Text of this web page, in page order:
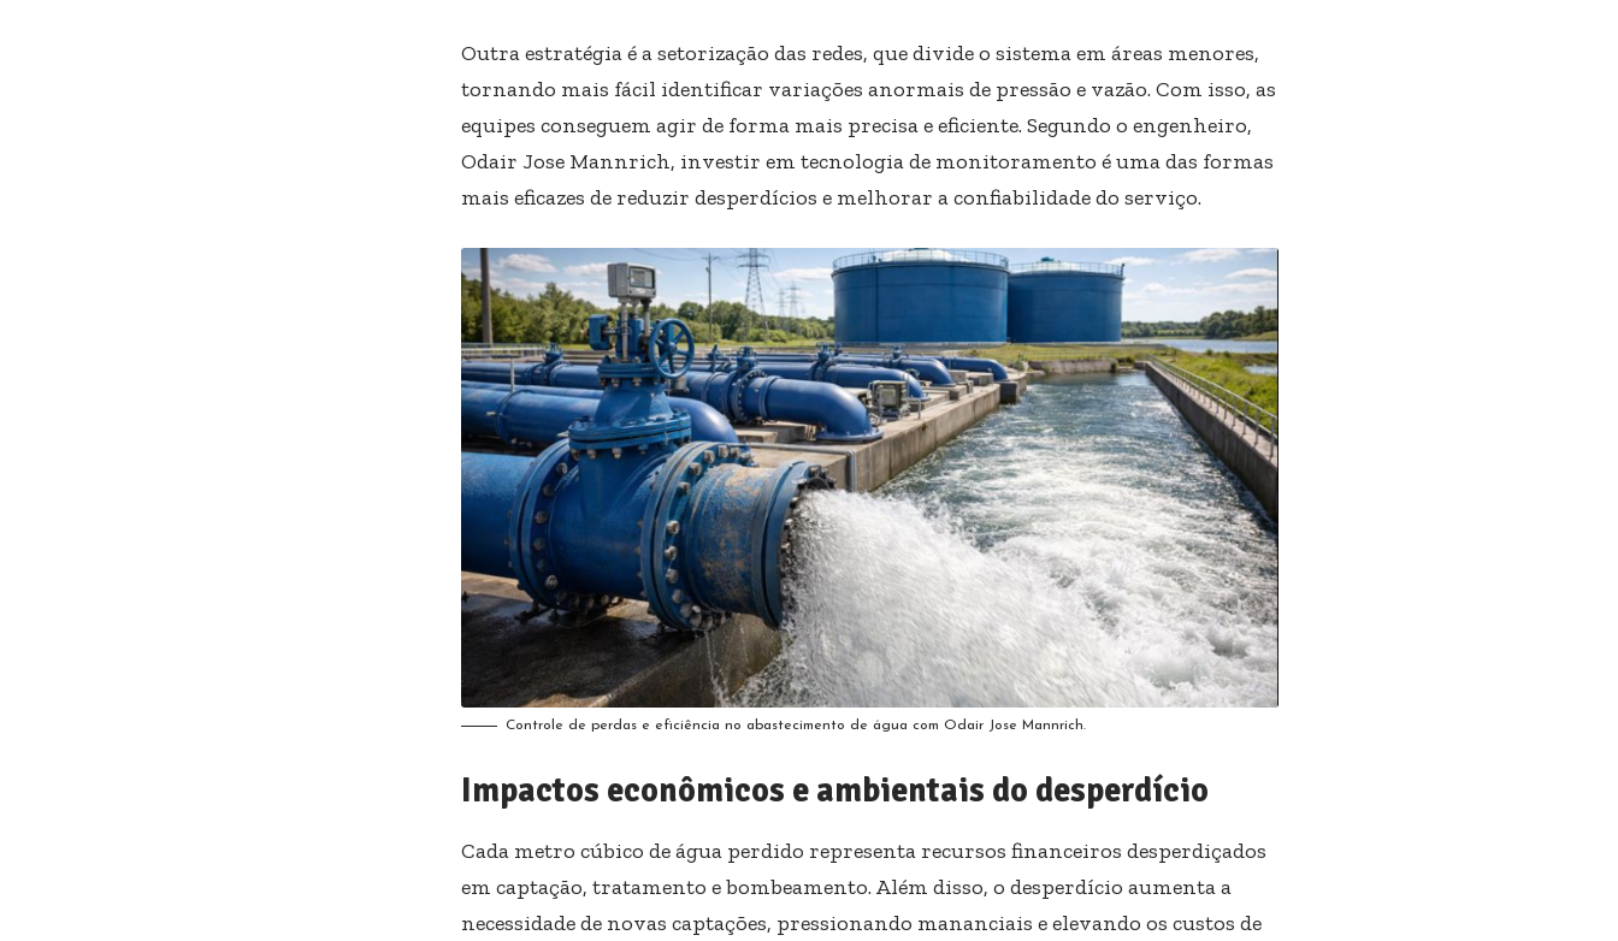
Outra estratégia é a setorização das redes, que divide o sistema em áreas menores,
tornando mais fácil identificar variações anormais de pressão e vazão. Com isso, as
equipes conseguem agir de forma mais precisa e eficiente. Segundo o engenheiro,
Odair Jose Mannrich, investir em tecnologia de monitoramento é uma das formas
mais eficazes de reduzir desperdícios e melhorar a confiabilidade do serviço.
Controle de perdas e eficiência no abastecimento de água com Odair Jose Mannrich.
Impactos econômicos e ambientais do desperdício
Cada metro cúbico de água perdido representa recursos financeiros desperdiçados
em captação, tratamento e bombeamento. Além disso, o desperdício aumenta a
necessidade de novas captações, pressionando mananciais e elevando os custos de